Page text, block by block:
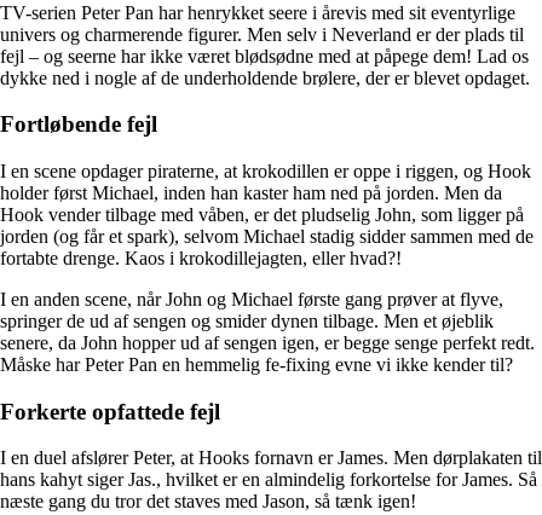
TV-serien Peter Pan har henrykket seere i årevis med sit eventyrlige
univers og charmerende figurer. Men selv i Neverland er der plads til
fejl – og seerne har ikke været blødsødne med at påpege dem! Lad os
dykke ned i nogle af de underholdende brølere, der er blevet opdaget.
Fortløbende fejl
I en scene opdager piraterne, at krokodillen er oppe i riggen, og Hook
holder først Michael, inden han kaster ham ned på jorden. Men da
Hook vender tilbage med våben, er det pludselig John, som ligger på
jorden (og får et spark), selvom Michael stadig sidder sammen med de
fortabte drenge. Kaos i krokodillejagten, eller hvad?!
I en anden scene, når John og Michael første gang prøver at flyve,
springer de ud af sengen og smider dynen tilbage. Men et øjeblik
senere, da John hopper ud af sengen igen, er begge senge perfekt redt.
Måske har Peter Pan en hemmelig fe-fixing evne vi ikke kender til?
Forkerte opfattede fejl
I en duel afslører Peter, at Hooks fornavn er James. Men dørplakaten til
hans kahyt siger Jas., hvilket er en almindelig forkortelse for James. Så
næste gang du tror det staves med Jason, så tænk igen!